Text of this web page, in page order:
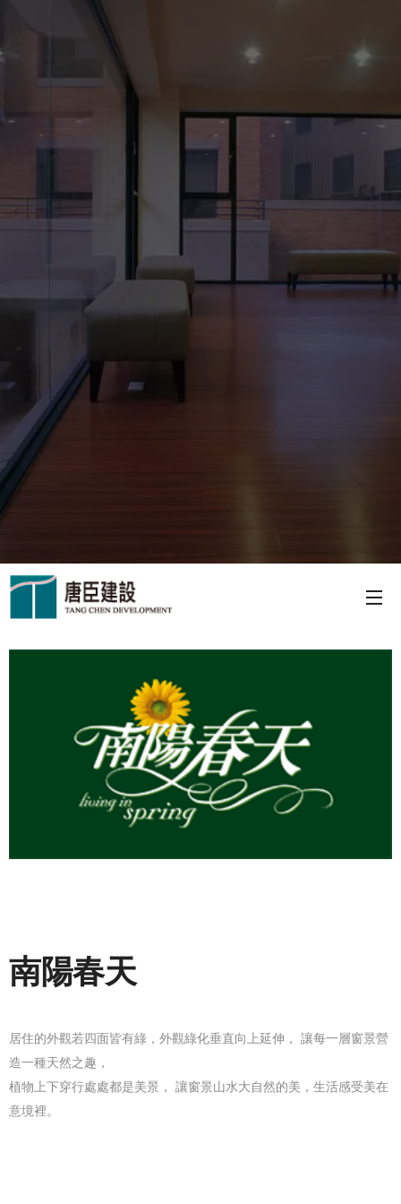
南陽春天
居住的外觀若四面皆有綠，外觀綠化垂直向上延伸， 讓每一層窗景營
造一種天然之趣，
植物上下穿行處處都是美景， 讓窗景山水大自然的美，生活感受美在
意境裡。